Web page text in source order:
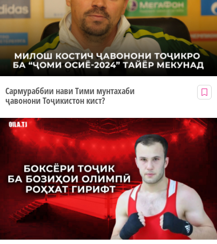
Сармураббии нави Тими мунтахаби
ҷавонони Тоҷикистон кист?